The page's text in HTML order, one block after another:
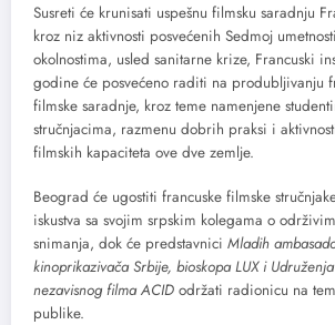
Susreti će krunisati uspešnu filmsku saradnju
kroz niz aktivnosti posvećenih Sedmoj
okolnostima, usled sanitarne krize, Francuski
godine će posvećeno raditi na produbljivanju
filmske saradnje, kroz teme namenjene
stručnjacima, razmenu dobrih praksi i
filmskih kapaciteta ove dve zemlje.
Beograd će ugostiti francuske filmske
iskustva sa svojim srpskim kolegama o
snimanja, dok će predstavnici Mladih
kinoprikazivača Srbije, bioskopa LUX i
nezavisnog filma ACID održati radionicu na
publike.